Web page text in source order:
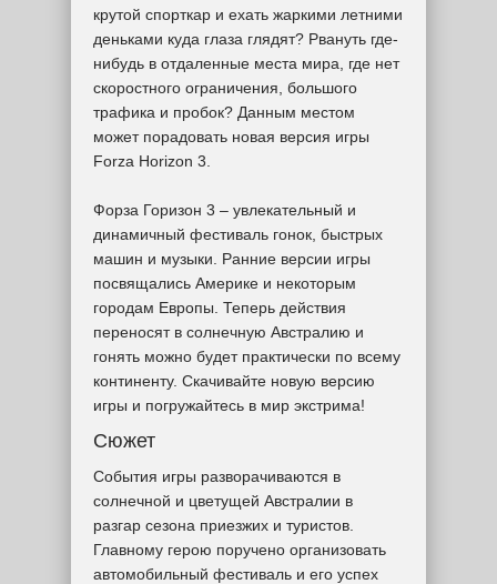
крутой спорткар и ехать жаркими летними
деньками куда глаза глядят? Рвануть где-
нибудь в отдаленные места мира, где нет
скоростного ограничения, большого
трафика и пробок? Данным местом
может порадовать новая версия игры
Forza Horizon 3.
Форза Горизон 3 – увлекательный и
динамичный фестиваль гонок, быстрых
машин и музыки. Ранние версии игры
посвящались Америке и некоторым
городам Европы. Теперь действия
переносят в солнечную Австралию и
гонять можно будет практически по всему
континенту. Скачивайте новую версию
игры и погружайтесь в мир экстрима!
Сюжет
События игры разворачиваются в
солнечной и цветущей Австралии в
разгар сезона приезжих и туристов.
Главному герою поручено организовать
автомобильный фестиваль и его успех